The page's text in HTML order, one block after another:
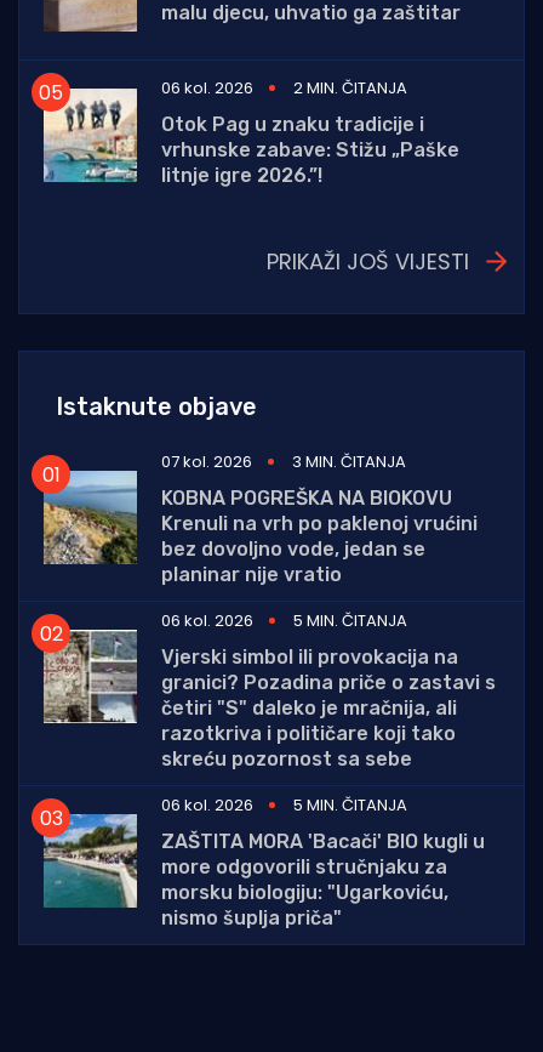
malu djecu, uhvatio ga zaštitar
06 kol. 2026
2 MIN. ČITANJA
Otok Pag u znaku tradicije i
vrhunske zabave: Stižu „Paške
litnje igre 2026.”!
PRIKAŽI JOŠ VIJESTI
Istaknute objave
07 kol. 2026
3 MIN. ČITANJA
KOBNA POGREŠKA NA BIOKOVU
Krenuli na vrh po paklenoj vrućini
bez dovoljno vode, jedan se
planinar nije vratio
06 kol. 2026
5 MIN. ČITANJA
Vjerski simbol ili provokacija na
granici? Pozadina priče o zastavi s
četiri "S" daleko je mračnija, ali
razotkriva i političare koji tako
skreću pozornost sa sebe
06 kol. 2026
5 MIN. ČITANJA
ZAŠTITA MORA 'Bacači' BIO kugli u
more odgovorili stručnjaku za
morsku biologiju: "Ugarkoviću,
nismo šuplja priča"